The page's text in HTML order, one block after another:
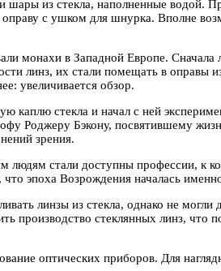
из стекла, наполненные водой.
с ушком для шнурка. Вполне
монахи в Западной Европе. Сначала
линз, их стали помещать в оправы
увеличивается обзор.
каплю стекла и начал с ней
Роджеру Бэкону, посвятившему
зрения.
людям стали доступны профессии, к
эпоха Возрождения началась
линзы из стекла, однако не
производство стеклянных линз, что
оптических приборов. Для